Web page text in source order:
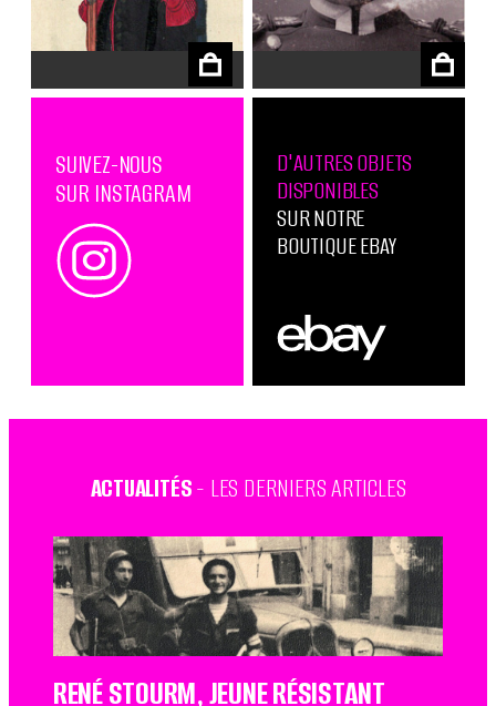
€ €
SUIVEZ-NOUS
SUR INSTAGRAM
D'AUTRES OBJETS
DISPONIBLES
SUR NOTRE
BOUTIQUE EBAY
ACTUALITÉS- LES DERNIERS ARTICLES
RENÉ STOURM, JEUNE RÉSISTANT